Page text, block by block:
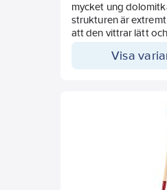
mycket ung
strukturen är
att den vittrar lätt
att chockhöja ph-
Visa